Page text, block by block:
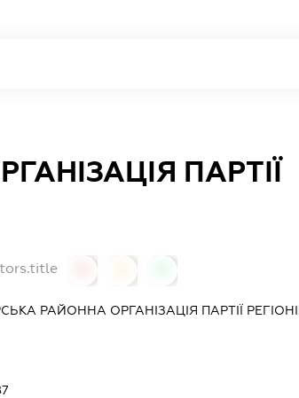
ПАРТІЇ
РАЙОННА ОРГАНІЗАЦІЯ ПАРТІЇ